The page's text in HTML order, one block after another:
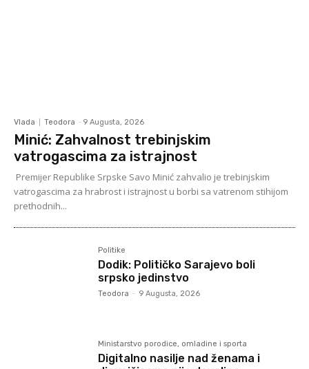
Vlada Teodora - 9 Augusta, 2026
Minić: Zahvalnost trebinjskim
vatrogascima za istrajnost
Premijer Republike Srpske Savo Minić zahvalio je trebinjskim
vatrogascima za hrabrost i istrajnost u borbi sa vatrenom stihijom
prethodnih...
Politike
Dodik: Političko Sarajevo boli
srpsko jedinstvo
Teodora - 9 Augusta, 2026
Ministarstvo porodice, omladine i sporta
Digitalno nasilje nad ženama i